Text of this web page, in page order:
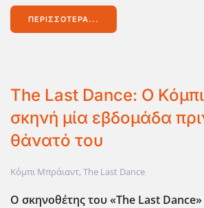
ΠΕΡΙΣΣΌΤΕΡΑ...
The Last Dance: Ο
σκηνή μία εβδομάδα
θάνατό του
Κόμπι Μπράιαντ,The Last Dance
Ο σκηνοθέτης του «The Last